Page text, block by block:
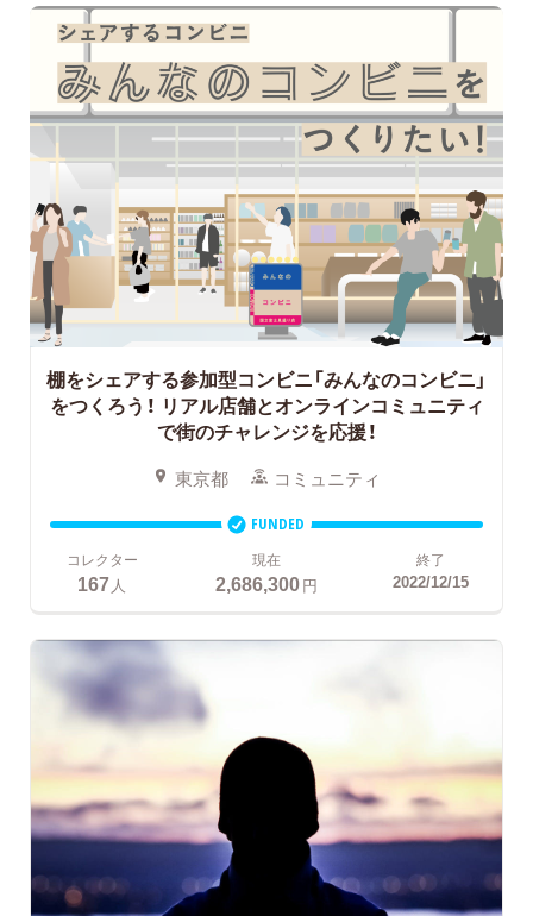
棚をシェアする参加型コンビニ「みんなのコンビニ」
をつくろう！ リアル店舗とオンラインコミュニティ
で街のチャレンジを応援！
東京都 コミュニティ
FUNDED
コレクター
167 人
現在
2,686,300円
終了
2022/12/15